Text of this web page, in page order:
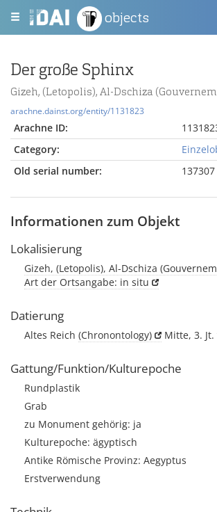
objects
Der große Sphinx
Gizeh, (Letopolis), Al-Dschiza
arachne.dainst.org/entity/1131823
Arachne ID:
Category:
Old serial number:
137307
Informationen zum Objekt
Lokalisierung
Gizeh, (Letopolis), Al-Dschiza
Art der Ortsangabe: in situ
Datierung
Altes Reich (Chronontology) Mitte, 3. Jt.
Gattung/Funktion/Kulturepoche
Rundplastik
Grab
zu Monument gehörig: ja
Kulturepoche: ägyptisch
Antike Römische Provinz: Aegyptus
Erstverwendung